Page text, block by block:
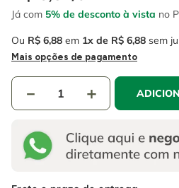
Já com 5% de desconto à vista no
Ou R$ 6,88 em 1 R$ 6,88 sem
Mais opções de pagamento
＋
－
7º serra copo
8º chave impacto
cabo flexivel
º escada
º fio
chave impacto
cabo flexivel